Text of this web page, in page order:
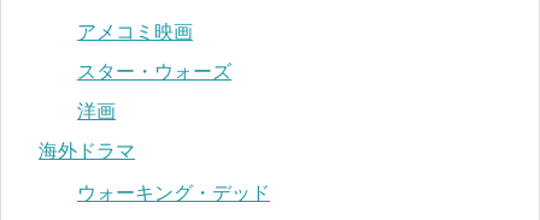
アメコミ映画
スター・ウォーズ
洋画
海外ドラマ
ウォーキング・デッド